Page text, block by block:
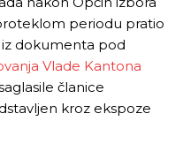
da živi!
zahvalimo što ste
živi, Redakcija
da živi!
zahvalimo što ste
živi, Redakcija
periodu pratio
dokumenta pod
Vlade Kantona
članice
kroz ekspoze